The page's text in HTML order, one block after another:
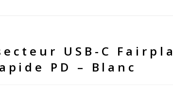
USB-C
PD – Blanc